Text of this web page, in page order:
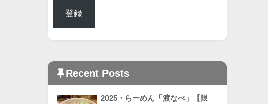
登録
Recent Posts
2025・らーめん「渡なべ」【限